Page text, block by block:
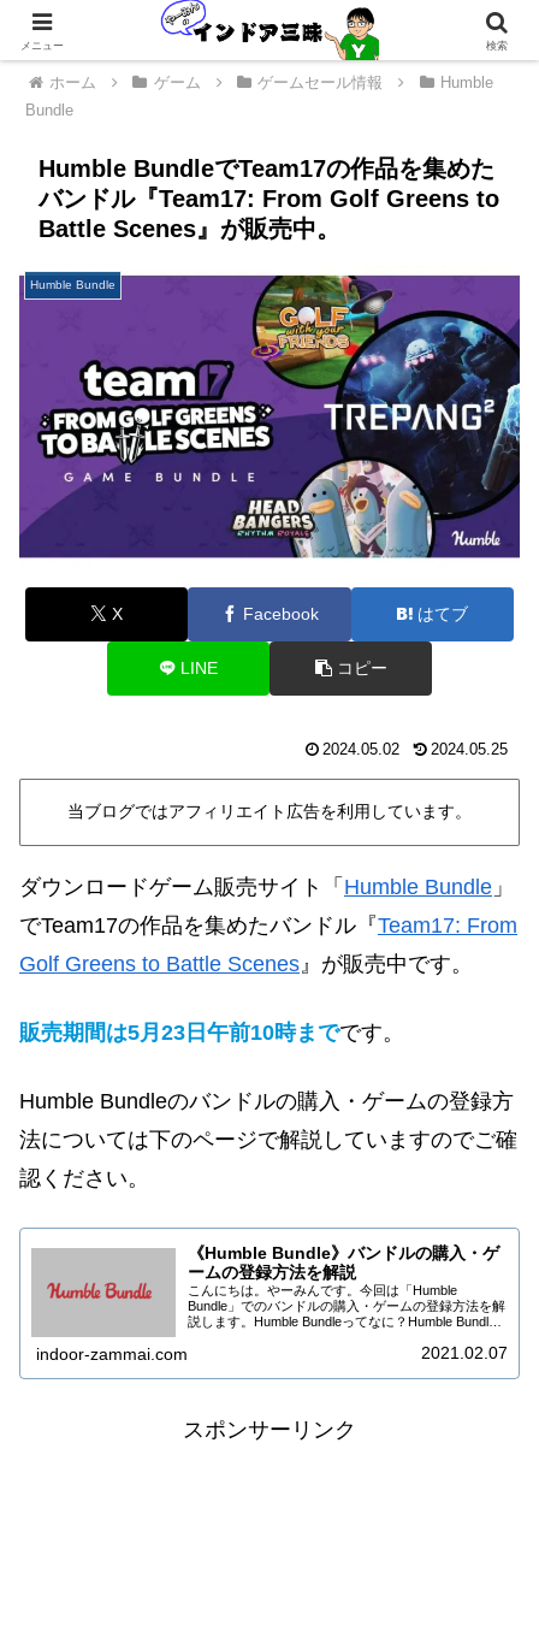
ホーム ゲーム ゲームセール情報
Humble
Bundle
Humble BundleでTeam17の作品を集めた
バンドル『Team17: From Golf Greens to
Battle Scenes』が販売中。
Humble Bundle
X Facebook はてブ
LINE コピー
2024.05.02 2024.05.25
当ブログではアフィリエイト広告を利用しています。
ダウンロードゲーム販売サイト「 Humble Bundle 」
でTeam17の作品を集めたバンドル『Team17: From
Golf Greens to Battle Scenes 』 が販売中です。
販売期間は5月 23 日午前10時までです。
Humble Bundleのバンドルの購入・ゲームの登録方
法については下のページで解説していますのでご確
認ください。
《Humble Bundle》バンドルの購入・ゲ
ームの登録方法を解説
こんにちは。やーみんです。今回は「Humble
Bundle」でのバンドルの購入・ゲームの登録方法を解
説します。Humble Bundleってなに？Humble Bundle
indoor-zammai.com 2021.02.07
スポンサーリンク
メニュー 検索